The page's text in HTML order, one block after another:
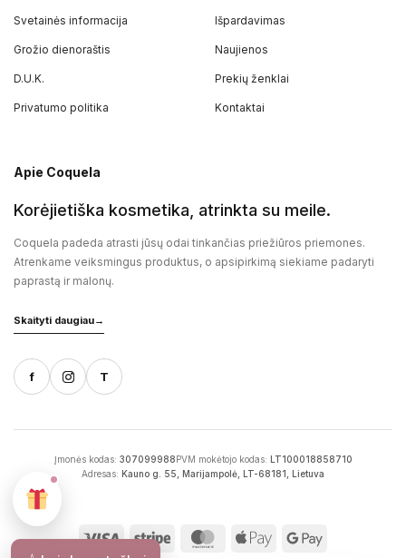
Svetainės informacija
Grožio dienoraštis
D.U.K.
Privatumo politika
Išpardavimas
Naujienos
Prekių ženklai
Kontaktai
Apie Coquela
Korėjietiška kosmetika, atrinkta su meile.
Coquela padeda atrasti jūsų odai tinkančias priežiūros priemones.
Atrenkame veiksmingus produktus, o apsipirkimą siekiame padaryti
paprastą ir malonų.
Skaityti daugiau→
f T
Įmonės kodas: 307099988PVM mokėtojo kodas: LT100018858710
Adresas: Kauno g. 55, Marijampolė, LT-68181, Lietuva